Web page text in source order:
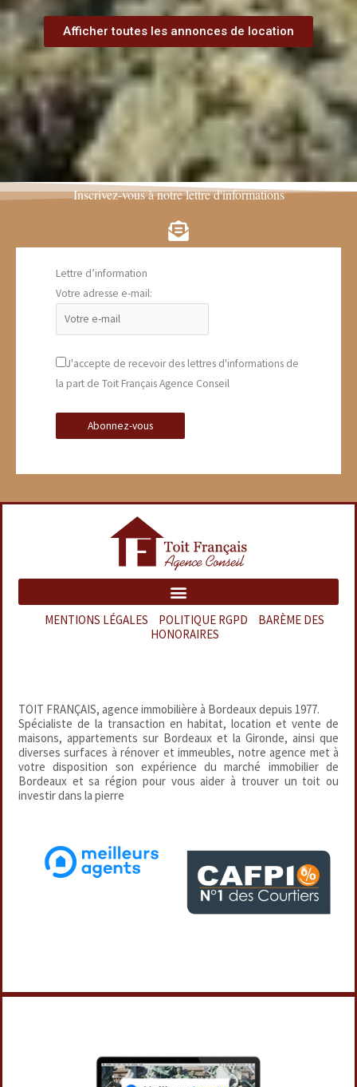
Afficher toutes les annonces de location
Inscrivez-vous à notre lettre d'informations
Lettre d’information
Votre adresse e-mail:
J'accepte de recevoir des lettres d'informations de
la part de Toit Français Agence Conseil
MENTIONS LÉGALES POLITIQUE RGPD
BARÈME DES
HONORAIRES
TOIT FRANÇAIS, agence immobilière à Bordeaux depuis 1977.
Spécialiste de la transaction en habitat, location et vente de
maisons, appartements sur Bordeaux et la Gironde, ainsi que
diverses surfaces à rénover et immeubles, notre agence met à
votre disposition son expérience du marché immobilier de
Bordeaux et sa région pour vous aider à trouver un toit ou
investir dans la pierre